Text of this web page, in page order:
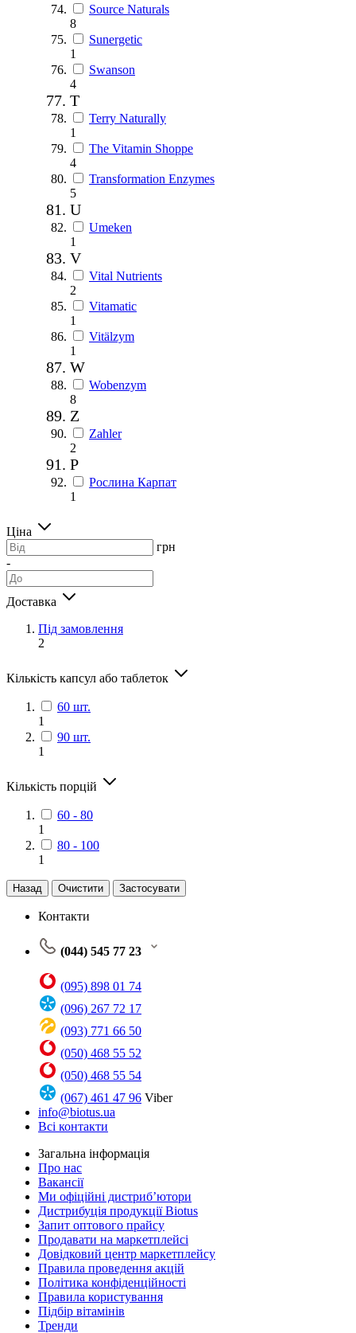
Source Naturals
8
Sunergetic
1
Swanson
4
T
Terry Naturally
1
The Vitamin Shoppe
4
Transformation Enzymes
5
U
Umeken
1
V
Vital Nutrients
2
Vitamatic
1
Vitälzym
1
W
Wobenzym
8
Z
Zahler
2
Р
Рослина Карпат
1
Ціна
грн
-
Доставка
Під замовлення
2
Кількість капсул або таблеток
60 шт.
1
90 шт.
1
Кількість порцій
60 - 80
1
80 - 100
1
Назад Очистити Застосувати
Контакти
(044) 545 77 23
(095) 898 01 74
(096) 267 72 17
(093) 771 66 50
(050) 468 55 52
(050) 468 55 54
(067) 461 47 96 Viber
info@biotus.ua
Всі контакти
Загальна інформація
Про нас
Вакансії
Ми офіційні дистриб’ютори
Дистрибуція продукції Biotus
Запит оптового прайсу
Продавати на маркетплейсі
Довідковий центр маркетплейсу
Правила проведення акцій
Політика конфіденційності
Правила користування
Підбір вітамінів
Тренди